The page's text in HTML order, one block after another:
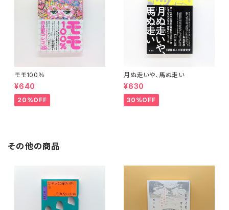
モモ100％
¥640
20%OFF
月ぬ走いや、馬ぬ走い
¥630
30%OFF
その他の商品